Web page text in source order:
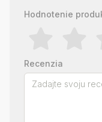
Hodnotenie
Recenzia